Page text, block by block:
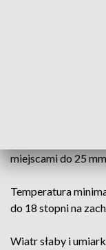
miejscami do 25
Temperatura
do 18 stopni na
Wiatr słaby i